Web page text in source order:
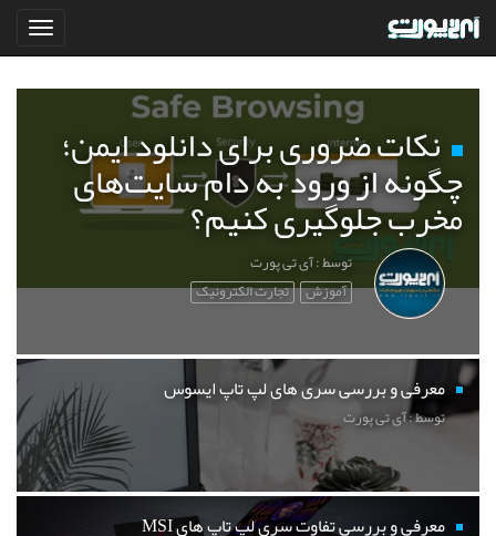
نکات ضروری برای دانلود ایمن؛
چگونه از ورود به دام سایت‌های
مخرب جلوگیری کنیم؟
توسط : آی تی پورت
آموزش تجارت الکترونیک
معرفی و بررسی سری های لپ تاپ ایسوس
توسط : آی تی پورت
معرفی و بررسی تفاوت سری لپ تاپ های MSI